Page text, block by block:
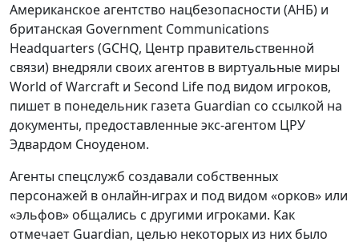
Американское агентство нацбезопасности (АНБ) и
британская Government Communications
Headquarters (GCHQ, Центр правительственной
связи) внедряли своих агентов в виртуальные миры
World of Warcraft и Second Life под видом игроков,
пишет в понедельник газета Guardian со ссылкой на
документы, предоставленные экс-агентом ЦРУ
Эдвардом Сноуденом.
Агенты спецслужб создавали собственных
персонажей в онлайн-играх и под видом «орков» или
«эльфов» общались с другими игроками. Как
отмечает Guardian, целью некоторых из них было